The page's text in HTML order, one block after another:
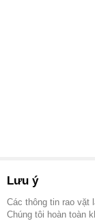
Lưu ý
Các thông tin rao vặt
Chúng tôi hoàn toàn